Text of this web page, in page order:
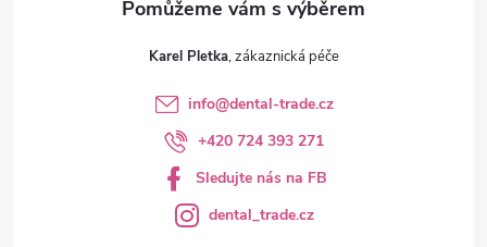
Karel Pletka
info@dental-trade.cz
+420 724 393 271
Sledujte nás na FB
dental_trade.cz